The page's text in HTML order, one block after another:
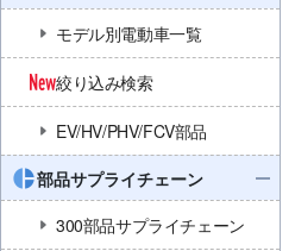
モデル別電動車一覧
絞り込み検索
EV/HV/PHV/FCV部品
部品サプライチェーン
300部品サプライチェーン